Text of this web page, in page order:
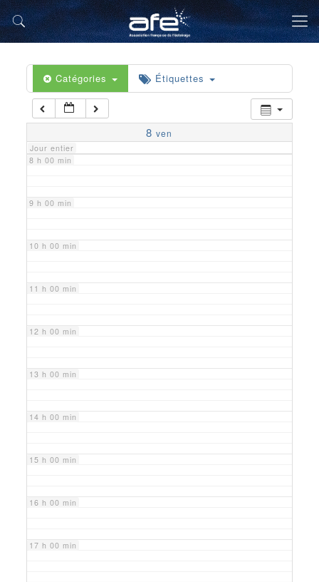
Catégories Étiquettes
8 ven
Jour entier
5 h 00 min
6 h 00 min
7 h 00 min
8 h 00 min
9 h 00 min
10 h 00 min
11 h 00 min
12 h 00 min
13 h 00 min
14 h 00 min
15 h 00 min
16 h 00 min
17 h 00 min